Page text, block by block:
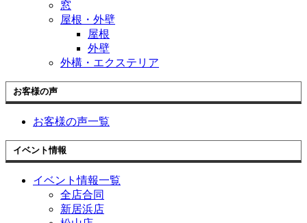
窓
屋根・外壁
屋根
外壁
外構・エクステリア
お客様の声
お客様の声一覧
イベント情報
イベント情報一覧
全店合同
新居浜店